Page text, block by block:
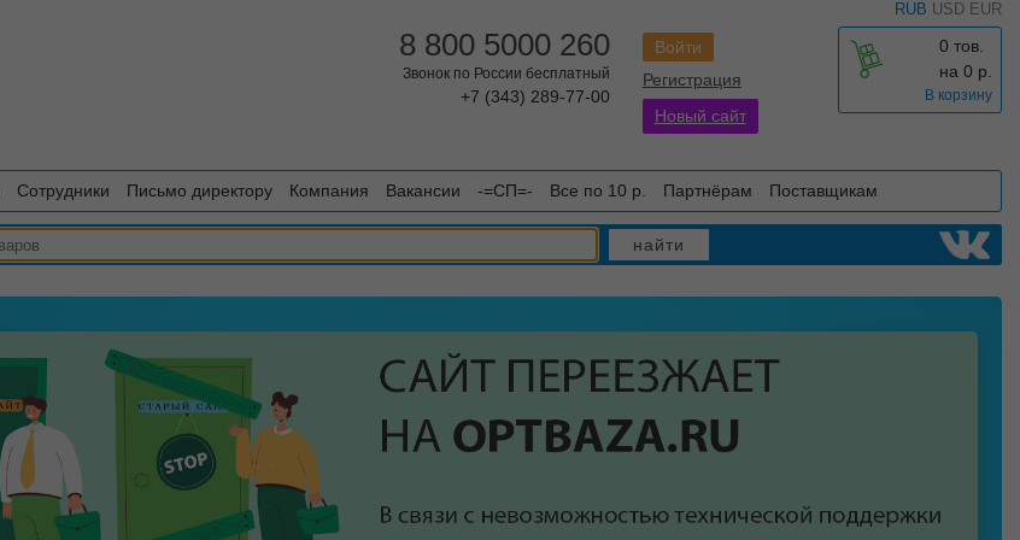
RUB USD EUR
0 тов.
на 0 р.
В корзину
Войти
Регистрация
Новый сайт
8 800 5000 260
Звонок по России бесплатный
+7 (343) 289-77-00
Сотрудники Письмо директору Компания Вакансии -=СП=- Все по 10 р. Партнёрам Поставщикам
найти